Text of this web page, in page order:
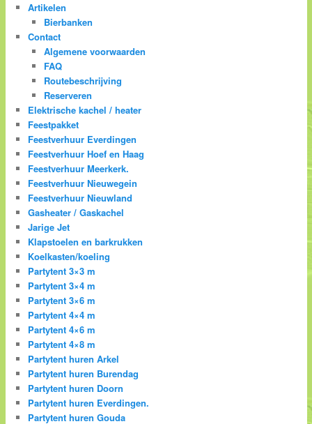
Artikelen
Bierbanken
Contact
Algemene voorwaarden
FAQ
Routebeschrijving
Reserveren
Elektrische kachel / heater
Feestpakket
Feestverhuur Everdingen
Feestverhuur Hoef en Haag
Feestverhuur Meerkerk.
Feestverhuur Nieuwegein
Feestverhuur Nieuwland
Gasheater / Gaskachel
Jarige Jet
Klapstoelen en barkrukken
Koelkasten/koeling
Partytent 3×3 m
Partytent 3×4 m
Partytent 3×6 m
Partytent 4×4 m
Partytent 4×6 m
Partytent 4×8 m
Partytent huren Arkel
Partytent huren Burendag
Partytent huren Doorn
Partytent huren Everdingen.
Partytent huren Gouda